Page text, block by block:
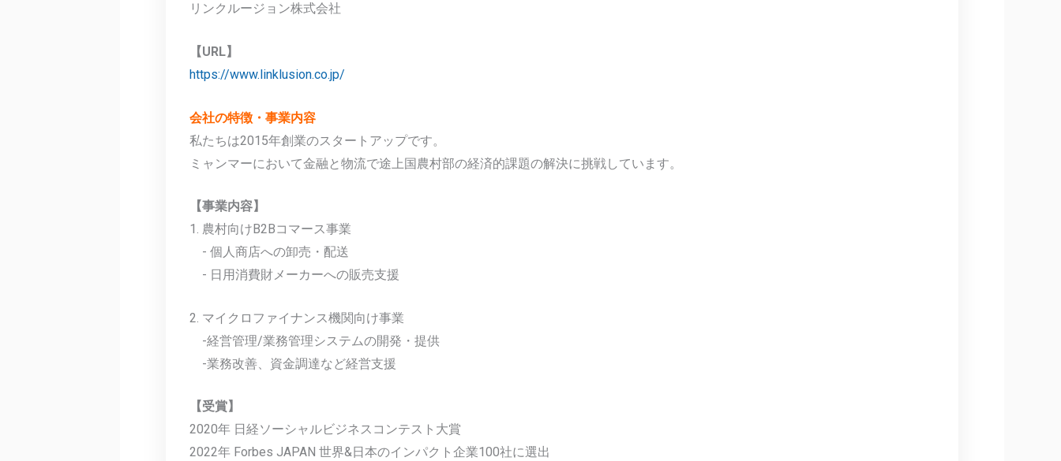
リンクルージョン株式会社
【URL】
https://www.linklusion.co.jp/
会社の特徴・事業内容
私たちは2015年創業のスタートアップです。
ミャンマーにおいて金融と物流で途上国農村部の経済的課題の解決に挑戦しています。
【事業内容】
1. 農村向けB2Bコマース事業
- 個人商店への卸売・配送
- 日用消費財メーカーへの販売支援
2. マイクロファイナンス機関向け事業
-経営管理/業務管理システムの開発・提供
-業務改善、資金調達など経営支援
【受賞】
2020年 日経ソーシャルビジネスコンテスト大賞
2022年 Forbes JAPAN 世界&日本のインパクト企業100社に選出